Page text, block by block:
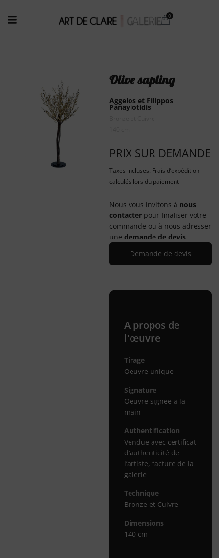
Olive sapling
Aggelos et Filippos
Panayiotidis
PRIX SUR DEMANDE
Taxes incluses. Frais d’expédition
calculés lors du paiement
Nous vous invitons à nous
contacter pour finaliser votre
commande ou à nous adresser
une demande de devis.
Demande de devis
A propos de
l'œuvre
Tirage
Oeuvre unique
Signature
Oeuvre signée à la
main
Authentification
Vendue avec certificat
d’authenticité de
l’artiste, facture de la
galerie
Technique
Bronze et Cuivre
Dimensions
140 cm